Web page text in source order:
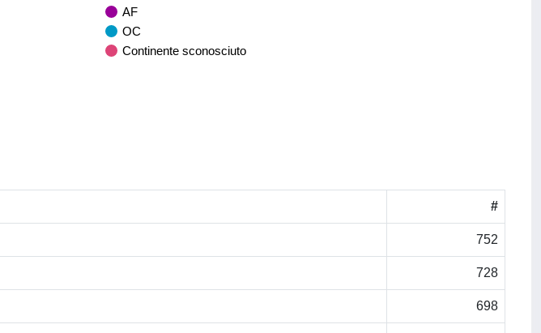
AF
OC
Continente sconosciuto
#
752
728
698